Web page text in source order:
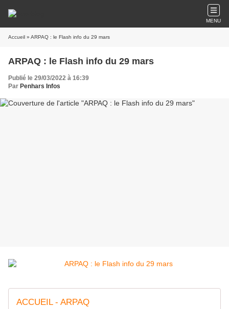
MENU
Accueil » ARPAQ : le Flash info du 29 mars
ARPAQ : le Flash info du 29 mars
Publié le 29/03/2022 à 16:39
Par Penhars Infos
ACCUEIL - ARPAQ